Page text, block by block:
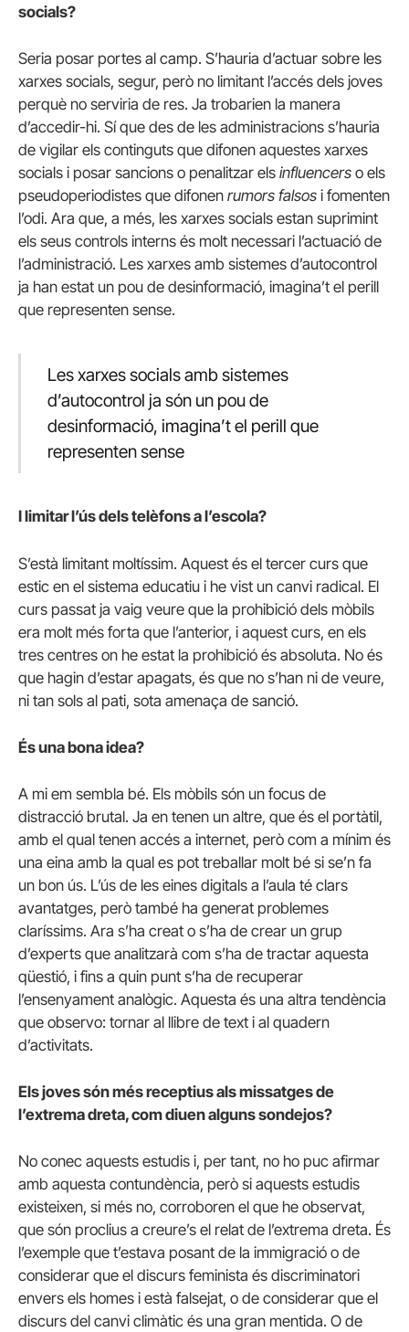
socials?
Seria posar portes al camp. S’hauria d’actuar sobre les
xarxes socials, segur, però no limitant l’accés dels joves
perquè no serviria de res. Ja trobarien la manera
d’accedir-hi. Sí que des de les administracions s’hauria
de vigilar els continguts que difonen aquestes xarxes
socials i posar sancions o penalitzar els influencers o els
pseudoperiodistes que difonen rumors falsos i fomenten
l’odi. Ara que, a més, les xarxes socials estan suprimint
els seus controls interns és molt necessari l’actuació de
l’administració. Les xarxes amb sistemes d’autocontrol
ja han estat un pou de desinformació, imagina’t el perill
que representen sense.
Les xarxes socials amb sistemes
d’autocontrol ja són un pou de
desinformació, imagina’t el perill que
representen sense
I limitar l’ús dels telèfons a l’escola?
S’està limitant moltíssim. Aquest és el tercer curs que
estic en el sistema educatiu i he vist un canvi radical. El
curs passat ja vaig veure que la prohibició dels mòbils
era molt més forta que l’anterior, i aquest curs, en els
tres centres on he estat la prohibició és absoluta. No és
que hagin d’estar apagats, és que no s’han ni de veure,
ni tan sols al pati, sota amenaça de sanció.
És una bona idea?
A mi em sembla bé. Els mòbils són un focus de
distracció brutal. Ja en tenen un altre, que és el portàtil,
amb el qual tenen accés a internet, però com a mínim és
una eina amb la qual es pot treballar molt bé si se’n fa
un bon ús. L’ús de les eines digitals a l’aula té clars
avantatges, però també ha generat problemes
claríssims. Ara s’ha creat o s’ha de crear un grup
d’experts que analitzarà com s’ha de tractar aquesta
qüestió, i fins a quin punt s’ha de recuperar
l’ensenyament analògic. Aquesta és una altra tendència
que observo: tornar al llibre de text i al quadern
d’activitats.
Els joves són més receptius als missatges de
l’extrema dreta, com diuen alguns sondejos?
No conec aquests estudis i, per tant, no ho puc afirmar
amb aquesta contundència, però si aquests estudis
existeixen, si més no, corroboren el que he observat,
que són proclius a creure’s el relat de l’extrema dreta. És
l’exemple que t’estava posant de la immigració o de
considerar que el discurs feminista és discriminatori
envers els homes i està falsejat, o de considerar que el
discurs del canvi climàtic és una gran mentida. O de